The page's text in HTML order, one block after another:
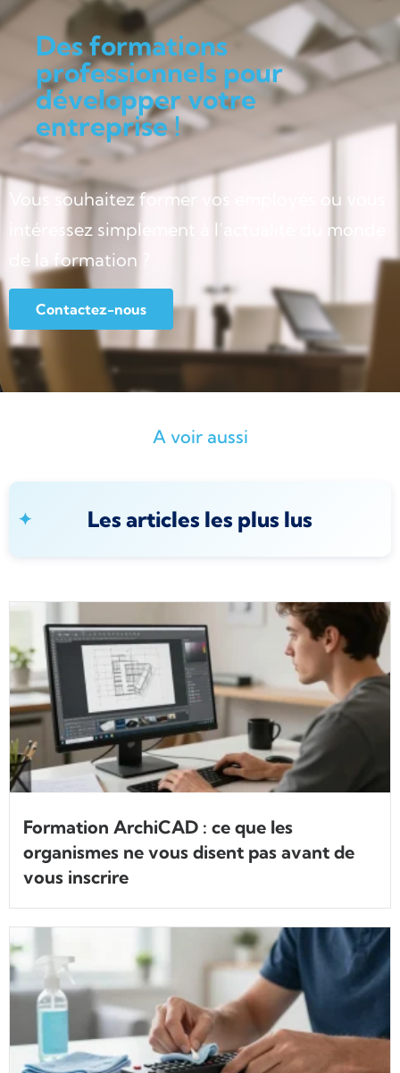
Des formations
professionnels pour
développer votre
entreprise !
Vous souhaitez former vos employés ou vous
intéressez simplement à l’actualité du monde
de la formation ?
Contactez-nous
A voir aussi
Les articles les plus lus
Formation ArchiCAD : ce que les
organismes ne vous disent pas avant de
vous inscrire